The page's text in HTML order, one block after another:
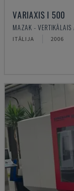
VARIAXIS I 500
MAZAK - VERTIKĀLAIS
ITĀLIJA 2006